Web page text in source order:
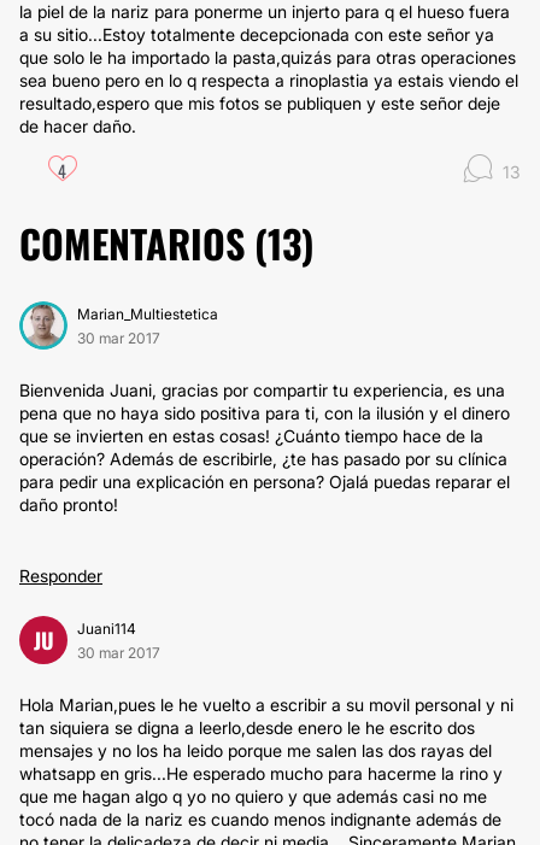
la piel de la nariz para ponerme un injerto para q el hueso fuera
a su sitio...Estoy totalmente decepcionada con este señor ya
que solo le ha importado la pasta,quizás para otras operaciones
sea bueno pero en lo q respecta a rinoplastia ya estais viendo el
resultado,espero que mis fotos se publiquen y este señor deje
de hacer daño.
4 13
COMENTARIOS (13)
Marian_Multiestetica
30 mar 2017
Bienvenida Juani, gracias por compartir tu experiencia, es una
pena que no haya sido positiva para ti, con la ilusión y el dinero
que se invierten en estas cosas! ¿Cuánto tiempo hace de la
operación? Además de escribirle, ¿te has pasado por su clínica
para pedir una explicación en persona? Ojalá puedas reparar el
daño pronto!
Responder
JU
Juani114
30 mar 2017
Hola Marian,pues le he vuelto a escribir a su movil personal y ni
tan siquiera se digna a leerlo,desde enero le he escrito dos
mensajes y no los ha leido porque me salen las dos rayas del
whatsapp en gris...He esperado mucho para hacerme la rino y
que me hagan algo q yo no quiero y que además casi no me
tocó nada de la nariz es cuando menos indignante además de